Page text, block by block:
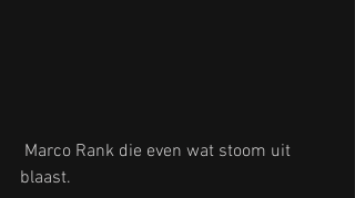
Marco Rank die even wat stoom uit
blaast.